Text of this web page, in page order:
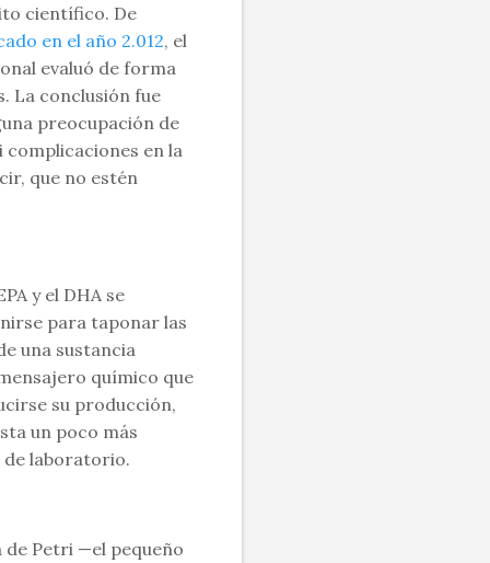
científico. De
en el año 2.012, el
evaluó de forma
La conclusión fue
preocupación de
en la
que no estén
y el DHA se
para taponar las
una sustancia
químico que
su producción,
un poco más
de laboratorio.
de Petri —el pequeño